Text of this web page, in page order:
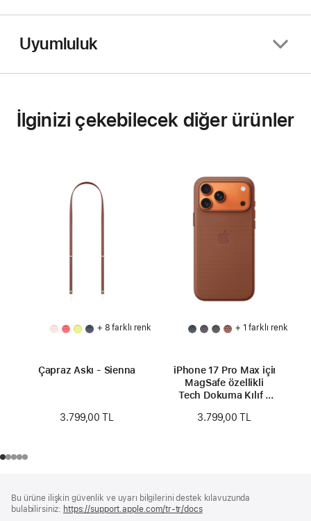
Uyumluluk
İlginizi çekebilecek diğer ürünler
+ 8 farklı renk
Çapraz Askı - Sienna
3.799,00 TL
+ 1 farklı renk
iPhone 17 Pro Max için
MagSafe özellikli
Tech Dokuma Kılıf -
3.799,00 TL
Bilgi
Bu ürüne ilişkin güvenlik ve uyarı bilgilerini destek kılavuzunda
bulabilirsiniz: https://support.apple.com/tr-tr/docs(yeni